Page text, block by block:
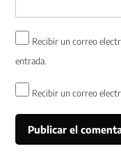
Recibir un correo
entrada.
Recibir un correo